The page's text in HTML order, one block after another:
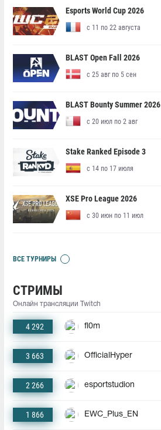
Esports World Cup 2026
с 11 по 22 августа
BLAST Open Fall 2026
с 25 авг по 5 сен
BLAST Bounty Summer 2026
с 20 июл по 2 авг
Stake Ranked Episode 3
с 14 по 17 июля
XSE Pro League 2026
с 30 июн по 11 июл
ВСЕ ТУРНИРЫ
СТРИМЫ
Онлайн трансляции Twitch
4 292 fl0m
3 663 OfficialHyper
2 266 esportstudion
1 866 EWC_Plus_EN